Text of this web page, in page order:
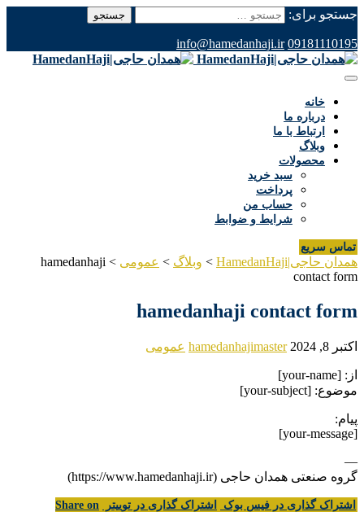
جستجو برای:
09181110195
info@hamedanhaji.ir
خانه
درباره ما
ارتباط با ما
وبلاگ
محصولات
سبد خرید
پرداخت
حساب من
شرایط و ضوابط
تماس سریع
همدان حاجی|HamedanHaji > وبلاگ > عمومی >
hamedanhaji
contact form
hamedanhaji contact form
اکتبر 8, 2024 hamedanhajimaster عمومی
از: [your-name]
موضوع: [your-subject]
پیام:
[your-message]
—
گروه صنعتی همدان حاجی (https://www.hamedanhaji.ir)
اشتراک گذاری در فیس بوک اشتراک گذاری در توییتر
Share on